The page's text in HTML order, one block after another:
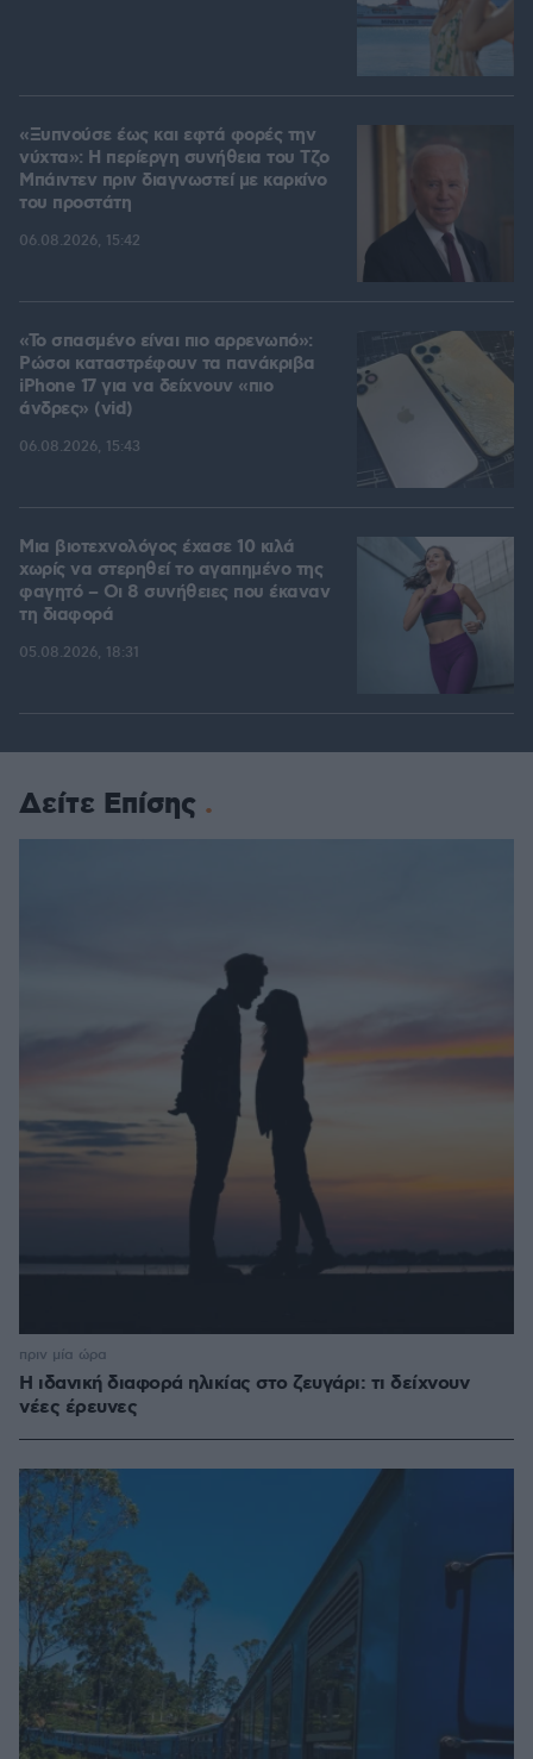
«Ξυπνούσε έως και εφτά φορές την
νύχτα»: Η περίεργη συνήθεια του Τζο
Μπάιντεν πριν διαγνωστεί με καρκίνο
του προστάτη
06.08.2026, 15:42
«Το σπασμένο είναι πιο αρρενωπό»:
Ρώσοι καταστρέφουν τα πανάκριβα
iPhone 17 για να δείχνουν «πιο
άνδρες» (vid)
06.08.2026, 15:43
Μια βιοτεχνολόγος έχασε 10 κιλά
χωρίς να στερηθεί το αγαπημένο της
φαγητό – Οι 8 συνήθειες που έκαναν
τη διαφορά
05.08.2026, 18:31
Δείτε Επίσης
Η ιδανική διαφορά ηλικίας στο ζευγάρι: τι δείχνουν
νέες έρευνες
πριν μία ώρα